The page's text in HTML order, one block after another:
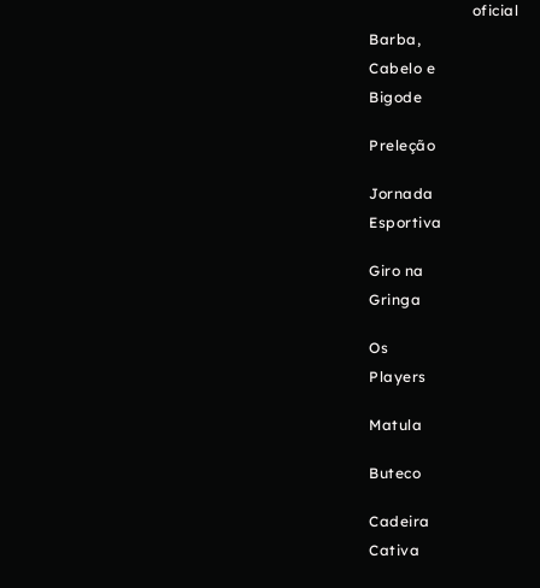
Barba,
Cabelo e
Bigode
Preleção
Jornada
Esportiva
Giro na
Gringa
Os
Players
Matula
Buteco
Cadeira
Cativa
oficial